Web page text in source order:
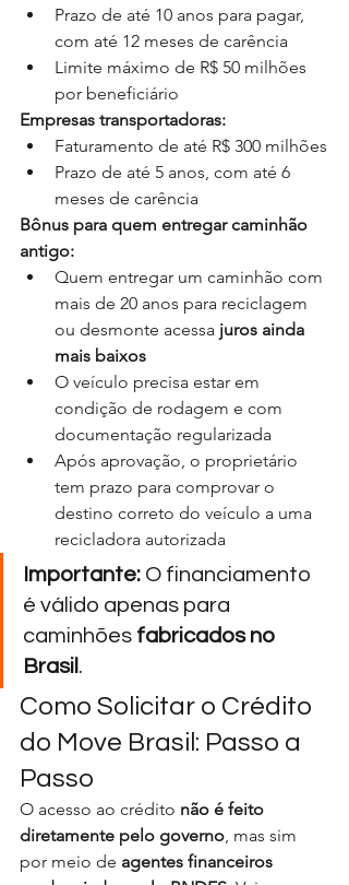
Prazo de até 10 anos para pagar,
com até 12 meses de carência
Limite máximo de R$ 50 milhões
por beneficiário
Empresas transportadoras:
Faturamento de até R$ 300 milhões
Prazo de até 5 anos, com até 6
meses de carência
Bônus para quem entregar caminhão
antigo:
Quem entregar um caminhão com
mais de 20 anos para reciclagem
ou desmonte acessa juros ainda
mais baixos
O veículo precisa estar em
condição de rodagem e com
documentação regularizada
Após aprovação, o proprietário
tem prazo para comprovar o
destino correto do veículo a uma
recicladora autorizada
Importante: O financiamento
é válido apenas para
caminhões fabricados no
Brasil .
Como Solicitar o Crédito
do Move Brasil: Passo a
Passo
O acesso ao crédito não é feito
diretamente pelo governo, mas sim
por meio de agentes financeiros